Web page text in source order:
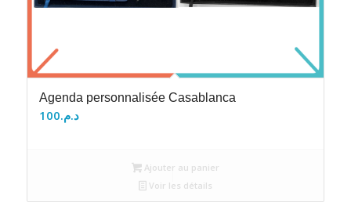
Agenda personnalisée Casablanca
د.م.100
Ajouter au panier
Voir les détails